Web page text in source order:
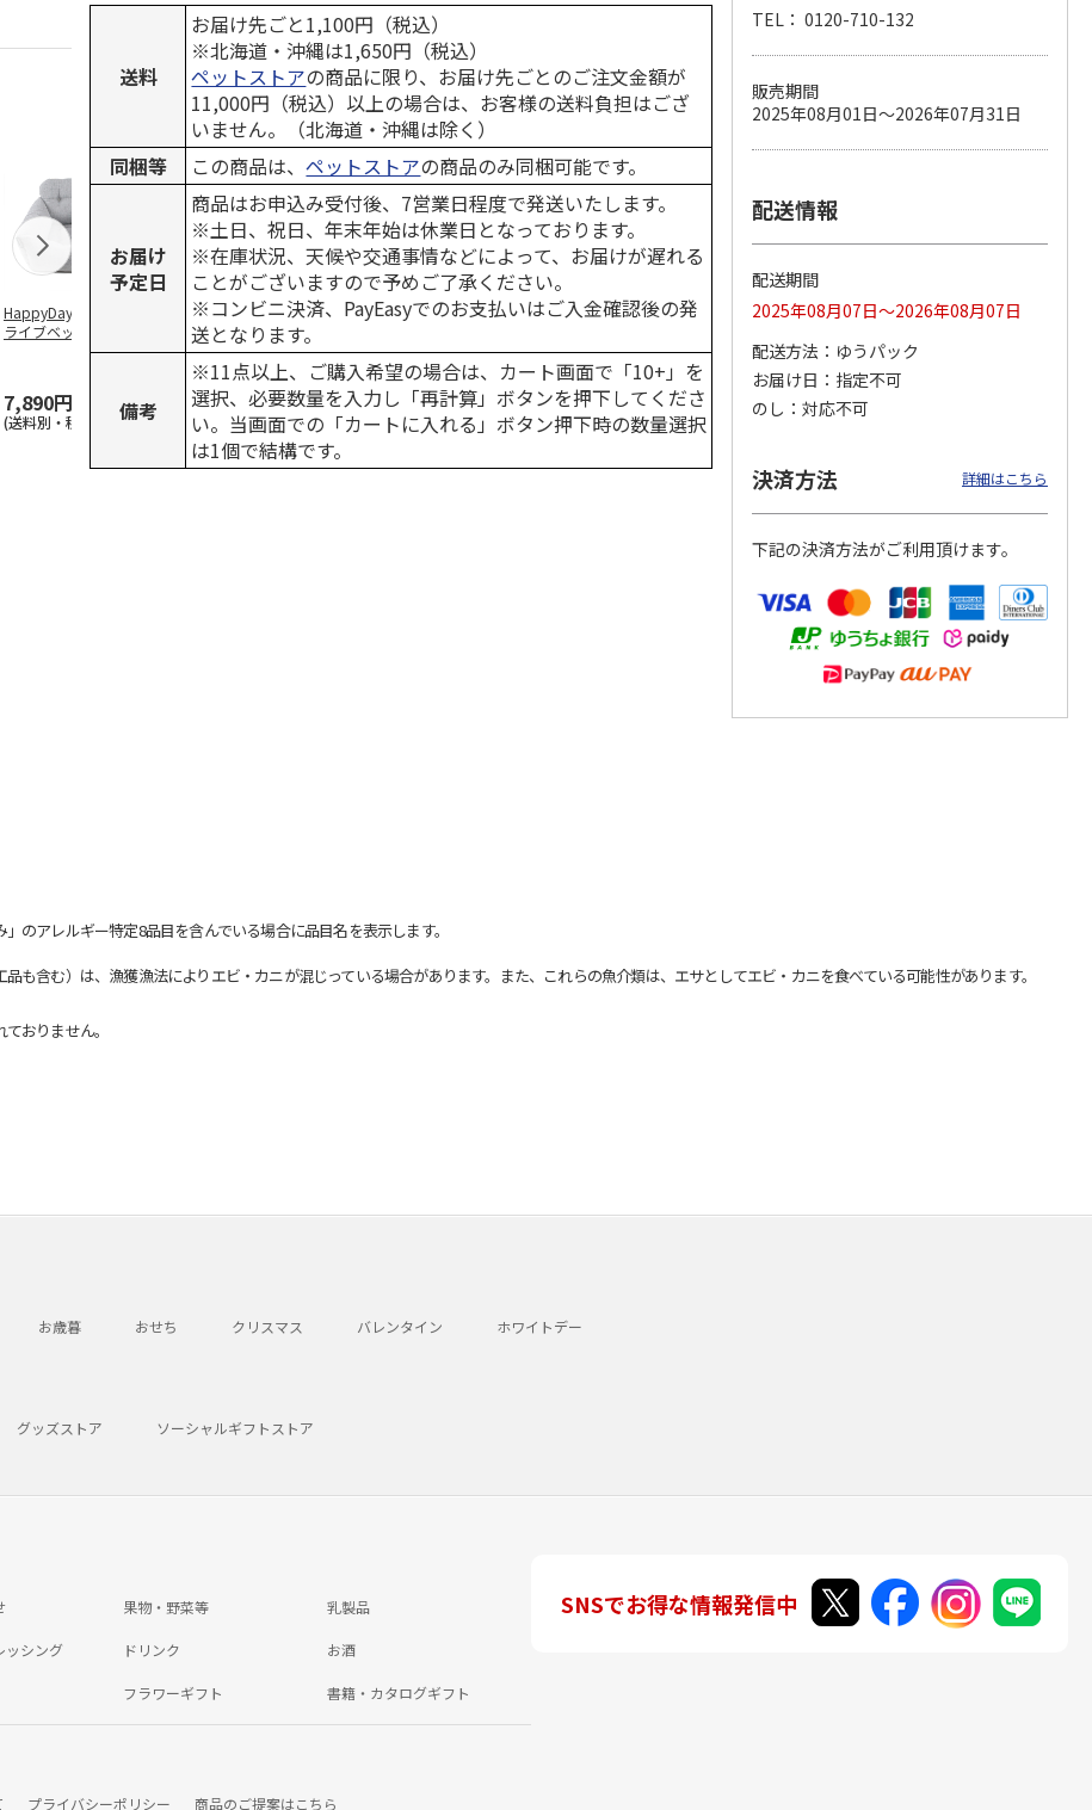
HappyDays 2wayド
ライブベッド グレ
7,890円
(送料別・税込)
獣医師開発 ニオイ
をとる砂専用 猫ト
イレ ナチュラルグ
1,550円
(送料別・税込)
デオトイレ 飛び散
ンド 4L
1,320円
(送料別・税込)
無添加良品 カムカ
ぐるぐるボーン型 S
…
470円
(送料別・税込)
銀のスプーン パウ
こ用 まぐろ・かつ
おに…
120円
(送料別・税込)
ペット線香 虹のか
ローラルの香り
590円
(送料別・税込)
CIAO 香り立つクラ
送料
お届け先ごと1,100円（税込）
※北海道・沖縄は1,650円（税込）
ペットストアの商品に限り、お届け先ごとのご注文金額が
11,000円（税込）以上の場合は、お客様の送料負担はござ
いません。（北海道・沖縄は除く）
同梱等
この商品は、ペットストアの商品のみ同梱可能です。
お届け
予定日
商品はお申込み受付後、7営業日程度で発送いたします。
※土日、祝日、年末年始は休業日となっております。
※在庫状況、天候や交通事情などによって、お届けが遅れる
ことがございますので予めご了承ください。
※コンビニ決済、PayEasyでのお支払いはご入金確認後の発
送となります。
備考
※11点以上、ご購入希望の場合は、カート画面で「10+」を
選択、必要数量を入力し「再計算」ボタンを押下してくださ
い。当画面での「カートに入れる」ボタン押下時の数量選択
は1個で結構です。
TEL： 0120-710-132
販売期間
2025年08月01日～2026年07月31日
配送情報
配送期間
2025年08月07日～2026年08月07日
配送方法
ゆうパック
お届け日
指定不可
のし
対応不可
決済方法 詳細はこちら
下記の決済方法がご利用頂けます。
のアレルギー特定8品目を含んでいる場合に品目名を表示します。
含む）は、漁獲漁法によりエビ・カニが混じっている場合があります。また、これらの魚介類は、エサとしてエビ・カニを食べている可能性があります。
おりません。
お歳暮 おせち クリスマス バレンタイン ホワイトデー
グッズストア ソーシャルギフトストア
果物・野菜等 乳製品
ッシング ドリンク お酒
フラワーギフト 書籍・カタログギフト
プライバシーポリシー 商品のご提案はこちら
SNSでお得な情報発信中